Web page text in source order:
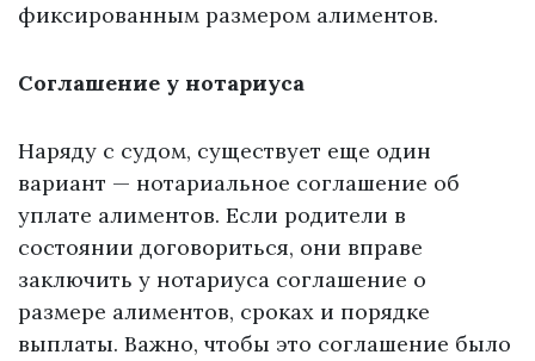
фиксированным размером алиментов.
Соглашение у нотариуса
Наряду с судом, существует еще один
вариант — нотариальное соглашение об
уплате алиментов. Если родители в
состоянии договориться, они вправе
заключить у нотариуса соглашение о
размере алиментов, сроках и порядке
выплаты. Важно, чтобы это соглашение было